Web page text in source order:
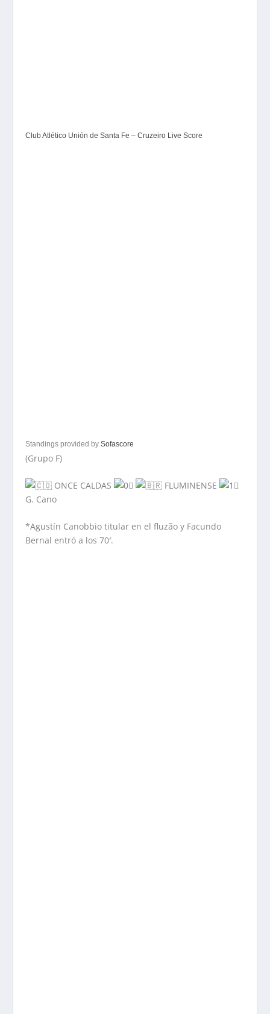
Club Atlético Unión de Santa Fe – Cruzeiro Live Score
Standings provided bySofascore
(Grupo F)
ONCE CALDAS
FLUMINENSE
G. Cano
*Agustín Canobbio titular en el fluzão y Facundo
Bernal entró a los 70′.